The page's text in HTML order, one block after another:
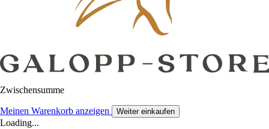
Zwischensumme
Meinen Warenkorb anzeigen Weiter einkaufen
Loading...